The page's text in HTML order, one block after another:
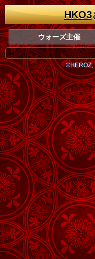
HKO3
ウォーズ主催
©HEROZ,